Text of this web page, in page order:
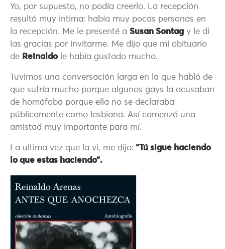
Yo, por supuesto, no podía creerlo. La recepción
resultó muy intima: había muy pocas personas en
la recepción. Me le presenté a Susan Sontag y le di
las gracias por invitarme. Me dijo que mi obituario
de Reinaldole había gustado mucho.
Tuvimos una conversación larga en la que habló de
que sufría mucho porque algunos gays la acusaban
de homófoba porque ella no se declaraba
públicamente como lesbiana. Así comenzó una
amistad muy importante para mí.
La ultima vez que la vi, me dijo: “Tú sigue haciendo
lo que estas haciendo”.